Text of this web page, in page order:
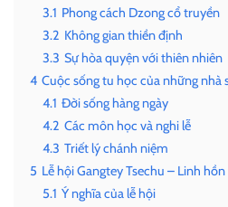
3.1 Phong cách Dzong cổ truyền
3.2 Không gian thiền định
3.3 Sự hòa quyện với thiên nhiên
4 Cuộc sống tu học của những nhà
4.1 Đời sống hàng ngày
4.2 Các môn học và nghi lễ
4.3 Triết lý chánh niệm
5 Lễ hội Gangtey Tsechu – Linh
5.1 Ý nghĩa của lễ hội